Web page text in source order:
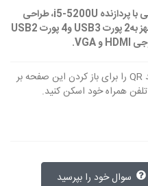
نمایشگر لمسی خازنی 21.5 اینچی صنعتی با پردازنده i5-5200U، طراحی
فن‌دار، رزولوشن‌های 1080*1920 ، مجهز به2 پورت USB3 و4 پورت USB2